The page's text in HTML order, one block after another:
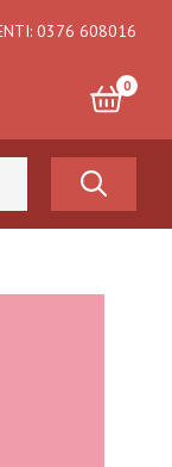
0376 608016
0
€0,00